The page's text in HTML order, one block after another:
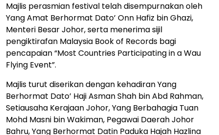
Majlis perasmian festival telah disempurnakan oleh
Yang Amat Berhormat Dato’ Onn Hafiz bin Ghazi,
Menteri Besar Johor, serta menerima sijil
pengiktirafan Malaysia Book of Records bagi
pencapaian “Most Countries Participating in a Wau
Flying Event”.
Majlis turut diserikan dengan kehadiran Yang
Berhormat Dato’ Haji Asman Shah bin Abd Rahman,
Setiausaha Kerajaan Johor, Yang Berbahagia Tuan
Mohd Masni bin Wakiman, Pegawai Daerah Johor
Bahru, Yang Berhormat Datin Paduka Hajah Hazlina